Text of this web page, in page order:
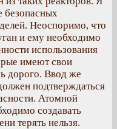
безопасных
Неоспоримо, что
и ему необходимо
использования
имеют свои
дорого. Ввод же
подтверждаться
Атомной
создавать
терять нельзя.